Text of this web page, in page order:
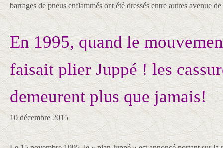
barrages de pneus enflammés ont été dressés entre autres avenue
En 1995, quand le
faisait plier Juppé ! les
demeurent plus que jamais!
10 décembre 2015